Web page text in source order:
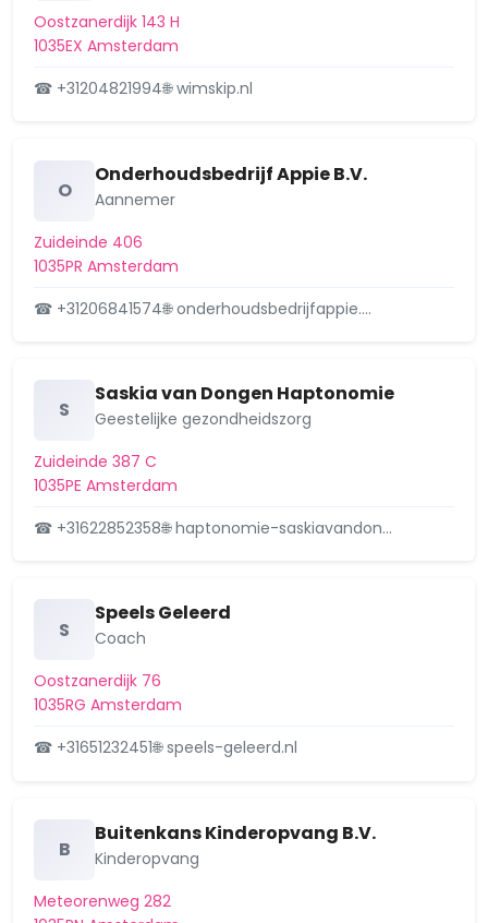
De Punt
Erasmuspark
Frankendael
Geerdinkhof/Kantershof
Geuzenbuurt
Geuzenveld
Grachtengordel-Zuid
Haarlemmerbuurt
Havens-West
Helmersbuurt
Oostzanerdijk 143 H
1035EX Amsterdam
☎ +31204821994🌐 wimskip.nl
O
Onderhoudsbedrijf Appie B.V.
Aannemer
Zuideinde 406
1035PR Amsterdam
☎ +31206841574🌐 onderhoudsbedrijfappie.…
S
Saskia van Dongen Haptonomie
Geestelijke gezondheidszorg
Zuideinde 387 C
1035PE Amsterdam
☎ +31622852358🌐 haptonomie-saskiavandon…
S
Speels Geleerd
Coach
Oostzanerdijk 76
1035RG Amsterdam
☎ +31651232451🌐 speels-geleerd.nl
B
Buitenkans Kinderopvang B.V.
Kinderopvang
Meteorenweg 282